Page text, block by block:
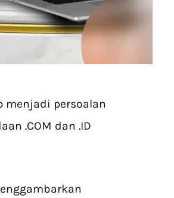
menjadi persoalan
.COM dan .ID